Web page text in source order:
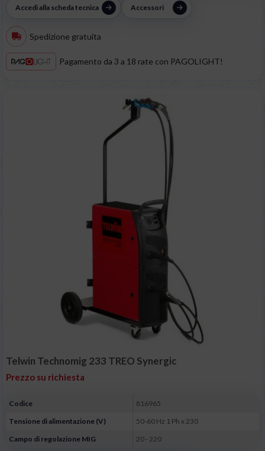
Accedi alla scheda tecnica Accessori
Spedizione gratuita
Pagamento da 3 a 18 rate con PAGOLIGHT!
Telwin Technomig 233 TREO Synergic
Prezzo su richiesta
Codice
816965
Tensione di alimentazione (V)
50-60 Hz 1 Ph x 230
Campo di regolazione MIG
20 - 220